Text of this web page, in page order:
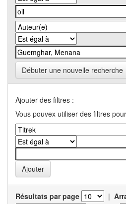
Débuter une nouvelle recherche
Ajouter des filtres :
Vous pouvex utiliser des filtres
Résultats par page |